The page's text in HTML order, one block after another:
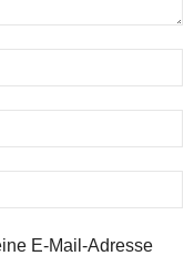
E-Mail-Adresse